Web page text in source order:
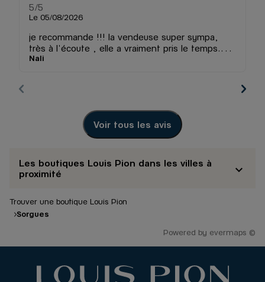
5/5
Le 05/08/2026
je recommande !!! la vendeuse super sympa,
très à l'écoute , elle a vraiment pris le temps.
n'a pas hésité à me sortir plusieurs montres. du
Nali
Voir tous les avis
Les boutiques Louis Pion dans les villes à
proximité
Trouver une boutique Louis Pion
Sorgues
Powered by evermaps ©